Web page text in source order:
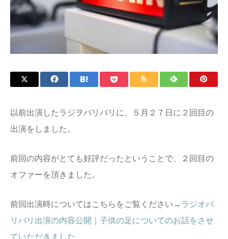
以前出演したラジヲバリバリに、５月２７日に２回目の
出演をしました。
前回の内容がとても好評だったということで、２回目の
オファーを頂きました。
前回出演時についてはこちらをご覧ください→ ラジオバ
リバリ出演の内容公開｜子供の足についてのお話をさせ
ていただきました